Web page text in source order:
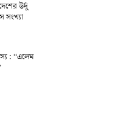
উর্দু
সংখ্যা
: ‘‘এলেম